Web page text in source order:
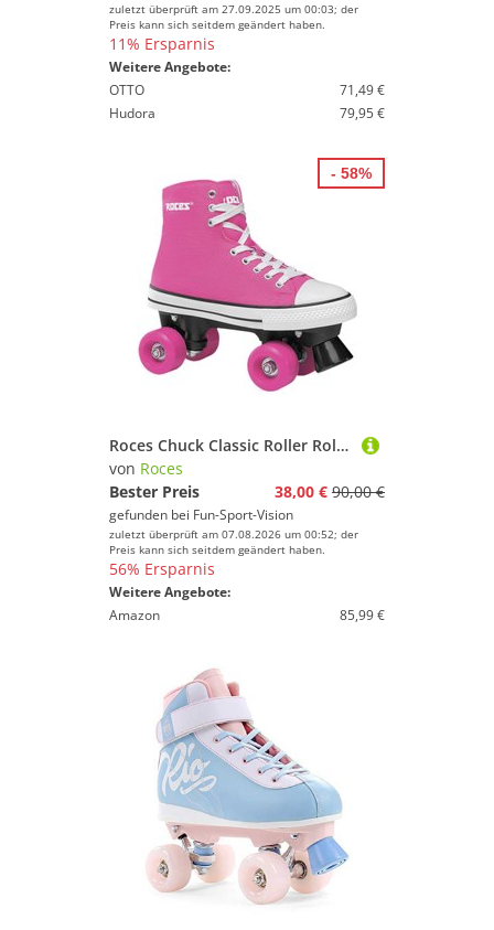
zuletzt überprüft am 27.09.2025 um 00:03; der
Preis kann sich seitdem geändert haben.
11% Ersparnis
Weitere Angebote:
OTTO
71,49 €
Hudora
79,95 €
Roces Chuck Classic Roller Rollschuhe Deep Pink
von Roces
Bester Preis
38,00 € 90,00 €
gefunden bei Fun-Sport-Vision
zuletzt überprüft am 07.08.2026 um 00:52; der
Preis kann sich seitdem geändert haben.
56% Ersparnis
Weitere Angebote:
Amazon
85,99 €
- 58%